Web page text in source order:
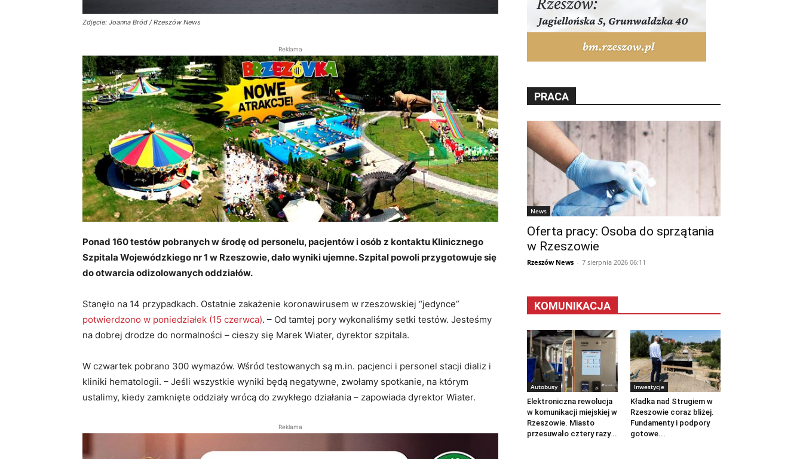
Zdjęcie: Joanna Bród / Rzeszów News
Reklama
Ponad 160 testów pobranych w środę od personelu, pacjentów i osób z kontaktu Klinicznego
Szpitala Wojewódzkiego nr 1 w Rzeszowie, dało wyniki ujemne. Szpital powoli przygotowuje się
do otwarcia odizolowanych oddziałów.
Stanęło na 14 przypadkach. Ostatnie zakażenie koronawirusem w rzeszowskiej “jedynce”
potwierdzono w poniedziałek (15 czerwca). – Od tamtej pory wykonaliśmy setki testów. Jesteśmy
na dobrej drodze do normalności – cieszy się Marek Wiater, dyrektor szpitala.
W czwartek pobrano 300 wymazów. Wśród testowanych są m.in. pacjenci i personel stacji dializ i
kliniki hematologii. – Jeśli wszystkie wyniki będą negatywne, zwołamy spotkanie, na którym
ustalimy, kiedy zamknięte oddziały wrócą do zwykłego działania – zapowiada dyrektor Wiater.
Reklama
PRACA
News
Oferta pracy: Osoba do sprzątania
w Rzeszowie
Rzeszów News - 7 sierpnia 2026 06:11
KOMUNIKACJA
Autobusy
Elektroniczna rewolucja
w komunikacji miejskiej w
Rzeszowie. Miasto
przesuwało cztery razy...
Inwestycje
Kładka nad Strugiem w
Rzeszowie coraz bliżej.
Fundamenty i podpory
gotowe...